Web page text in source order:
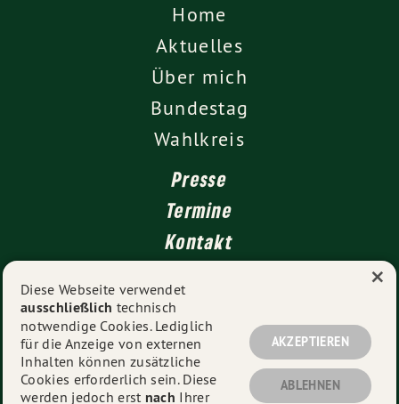
Home
Aktuelles
Über mich
Bundestag
Wahlkreis
Presse
Termine
Kontakt
Impressum
Datenschutz
Diese Webseite verwendet
ausschließlich technisch
notwendige Cookies. Lediglich
für die Anzeige von externen
Inhalten können zusätzliche
Cookies erforderlich sein. Diese
werden jedoch erst nach Ihrer
AKZEPTIEREN
ABLEHNEN
×